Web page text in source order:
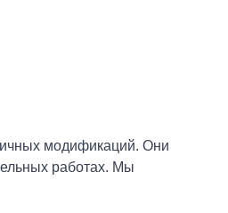
модификаций. Они
работах. Мы